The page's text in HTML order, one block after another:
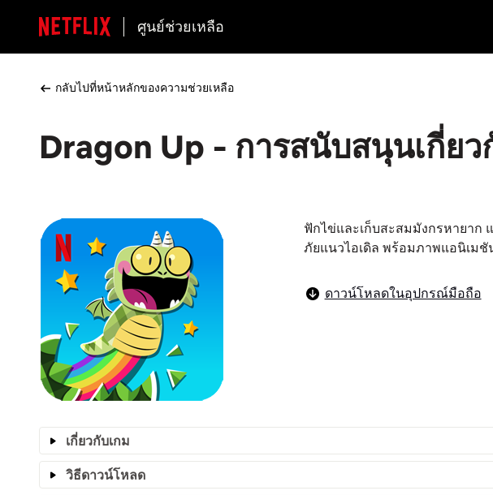
ศูนย์ช่วยเหลือ
กลับไปที่หน้าหลักของความช่วยเหลือ
Dragon Up - การสนับสนุนเกี่ยว
ฟักไข่และเก็บสะสมมังกรหายาก
ภัยแนวไอเดิล พร้อมภาพแอนิเม
ดาวน์โหลดในอุปกรณ์มือถือ
เกี่ยวกับเกม
วิธีดาวน์โหลด